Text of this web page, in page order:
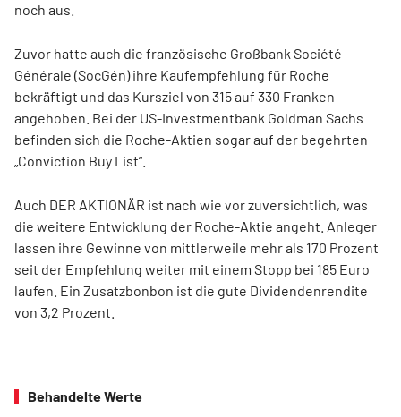
noch aus.
Zuvor hatte auch die französische Großbank Société
Générale (SocGén) ihre Kaufempfehlung für Roche
bekräftigt und das Kursziel von 315 auf 330 Franken
angehoben. Bei der US-Investmentbank Goldman Sachs
befinden sich die Roche-Aktien sogar auf der begehrten
„Conviction Buy List“.
Auch DER AKTIONÄR ist nach wie vor zuversichtlich, was
die weitere Entwicklung der Roche-Aktie angeht. Anleger
lassen ihre Gewinne von mittlerweile mehr als 170 Prozent
seit der Empfehlung weiter mit einem Stopp bei 185 Euro
laufen. Ein Zusatzbonbon ist die gute Dividendenrendite
von 3,2 Prozent.
Behandelte Werte